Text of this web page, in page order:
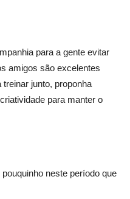
para a gente evitar
amigos são excelentes
junto, proponha
para manter o
neste período que